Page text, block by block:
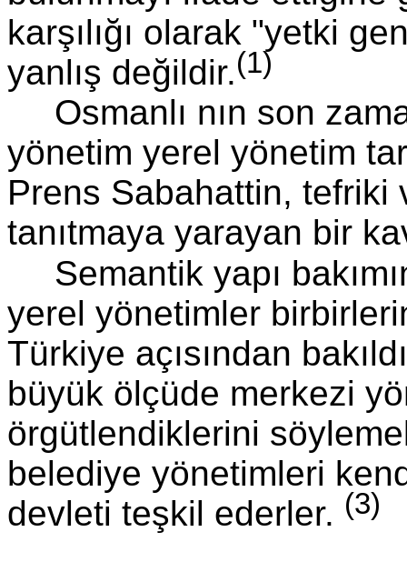
karşılığı olarak "yetki
yanlış değildir.(1)
Osmanlı nın son
yönetim yerel yönetim
Prens Sabahattin,
tanıtmaya yarayan bir
Semantik yapı
yerel yönetimler
Türkiye açısından
büyük ölçüde merkezi
örgütlendiklerini
belediye yönetimleri
devleti teşkil ederler. (3)